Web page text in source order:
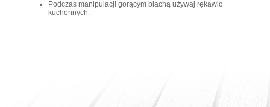
Podczas manipulacji gorącym blachą używaj rękawic
kuchennych.